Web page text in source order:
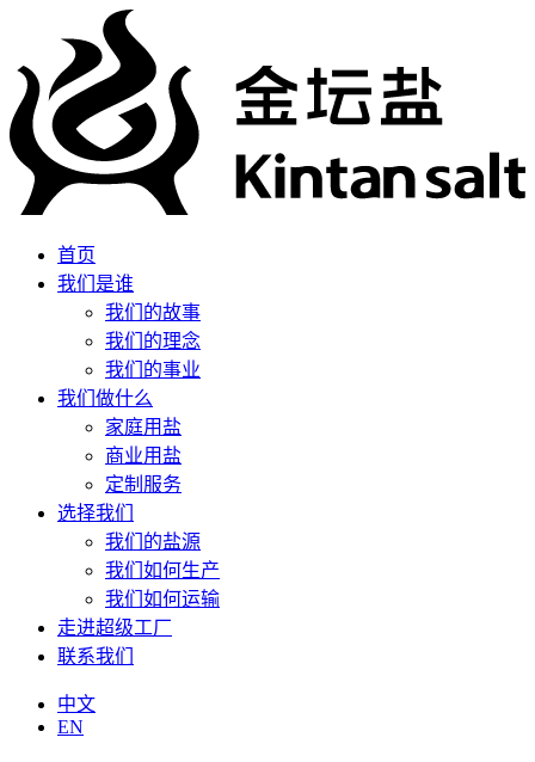
首页
我们是谁
我们的故事
我们的理念
我们的事业
我们做什么
家庭用盐
商业用盐
定制服务
选择我们
我们的盐源
我们如何生产
我们如何运输
走进超级工厂
联系我们
中文
EN